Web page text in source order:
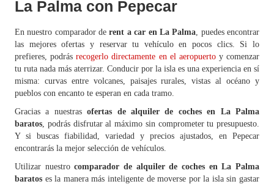
La Palma con Pepecar
En nuestro comparador derent a car en La Palma, puedes encontrar
las mejores ofertas y reservar tu vehículo en pocos clics. Si lo
prefieres, podrásrecogerlo directamente en el aeropuertoy comenzar
tu ruta nada más aterrizar. Conducir por la isla es una experiencia en sí
misma: curvas entre volcanes, paisajes rurales, vistas al océano y
pueblos con encanto te esperan en cada tramo.
Gracias a nuestrasofertas de alquiler de coches en La Palma
baratos, podrás disfrutar al máximo sin comprometer tu presupuesto.
Y si buscas fiabilidad, variedad y precios ajustados, en Pepecar
encontrarás la mejor selección de vehículos.
Utilizar nuestrocomparador de alquiler de coches en La Palma
baratos es la manera más inteligente de moverse por la isla sin gastar